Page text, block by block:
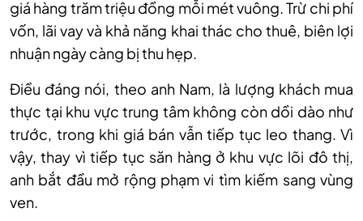
giá hàng trăm triệu đồng mỗi mét vuông. Trừ chi phí
vốn, lãi vay và khả năng khai thác cho thuê, biên lợi
nhuận ngày càng bị thu hẹp.
Điều đáng nói, theo anh Nam, là lượng khách mua
thực tại khu vực trung tâm không còn dồi dào như
trước, trong khi giá bán vẫn tiếp tục leo thang. Vì
vậy, thay vì tiếp tục săn hàng ở khu vực lõi đô thị,
anh bắt đầu mở rộng phạm vi tìm kiếm sang vùng
ven.